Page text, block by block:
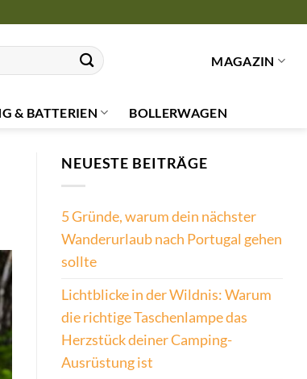
MAGAZIN
& BATTERIEN BOLLERWAGEN
NEUESTE BEITRÄGE
5 Gründe, warum dein nächster
Wanderurlaub nach Portugal gehen
sollte
Lichtblicke in der Wildnis: Warum
die richtige Taschenlampe das
Herzstück deiner Camping-
Ausrüstung ist